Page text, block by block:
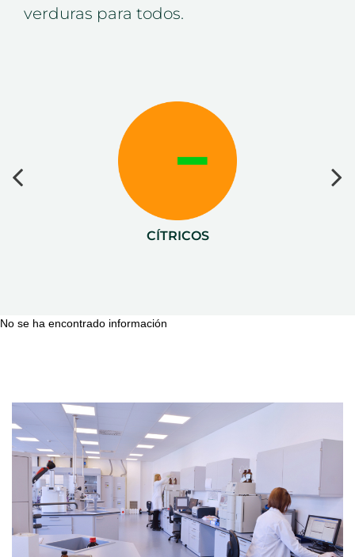
verduras para todos.
CÍTRICOS
No se ha encontrado información